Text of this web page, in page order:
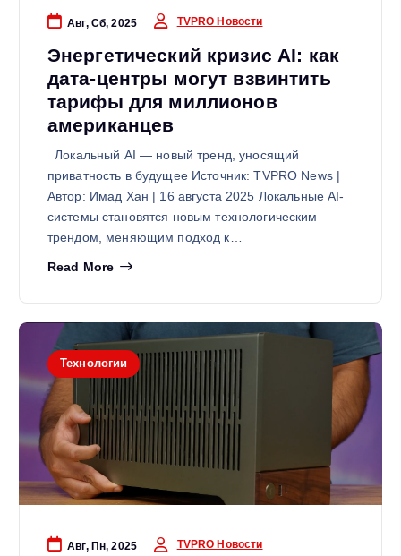
Авг, Сб, 2025 TVPRO Новости
Энергетический кризис AI: как
дата-центры могут взвинтить
тарифы для миллионов
американцев
Локальный AI — новый тренд, уносящий
приватность в будущее Источник: TVPRO News |
Автор: Имад Хан | 16 августа 2025 Локальные AI-
системы становятся новым технологическим
трендом, меняющим подход к…
Read More
Технологии
Авг, Пн, 2025 TVPRO Новости